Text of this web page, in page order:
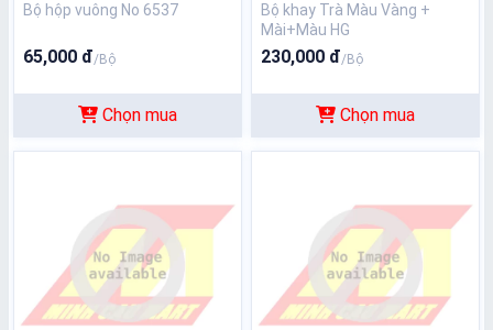
Bộ hộp vuông No 6537
65,000 đ/Bộ
Chọn mua
Bộ khay Trà Màu Vàng +
Mài+Màu HG
230,000 đ/Bộ
Chọn mua